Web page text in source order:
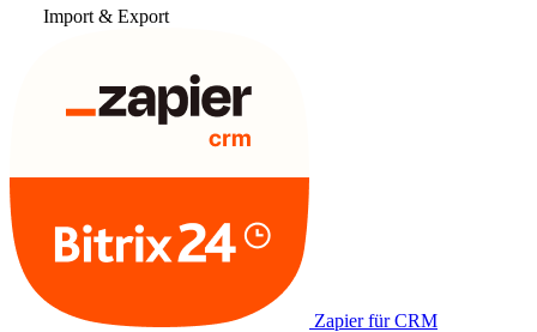
Import & Export
Zapier für CRM